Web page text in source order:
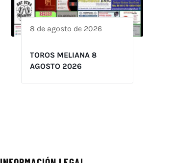
8 de agosto de 2026
TOROS MELIANA 8
AGOSTO 2026